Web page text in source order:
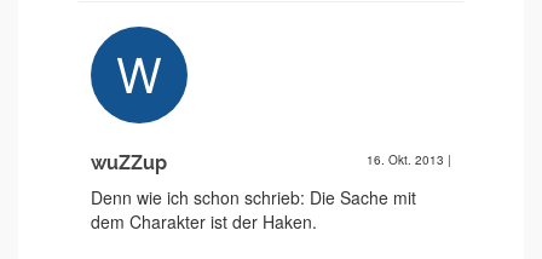
wuZZup 16. Okt. 2013 |
Denn wie ich schon schrieb: Die Sache mit
dem Charakter ist der Haken.